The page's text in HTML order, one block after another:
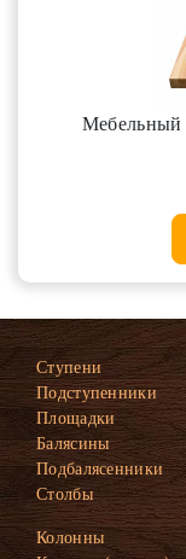
Мебельный
Ступени
Подступенники
Площадки
Балясины
Подбалясенники
Столбы
Колонны